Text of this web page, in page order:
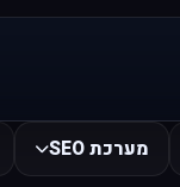
מערכת SEO